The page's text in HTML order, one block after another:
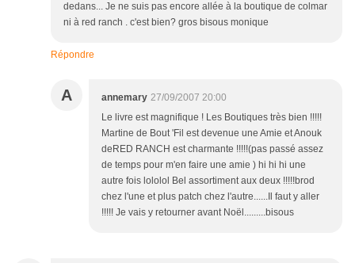
dedans... Je ne suis pas encore allée à la boutique de colmar
ni à red ranch . c'est bien? gros bisous monique
Répondre
A annemary 27/09/2007 20:00
Le livre est magnifique ! Les Boutiques très bien !!!!!
Martine de Bout 'Fil est devenue une Amie et Anouk
deRED RANCH est charmante !!!!!(pas passé assez
de temps pour m'en faire une amie ) hi hi hi une
autre fois lololol Bel assortiment aux deux !!!!!brod
chez l'une et plus patch chez l'autre......Il faut y aller
!!!!! Je vais y retourner avant Noël.........bisous